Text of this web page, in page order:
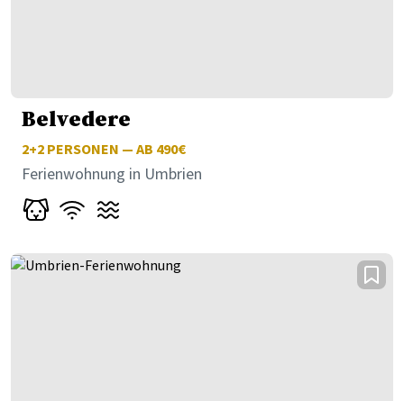
Belvedere
2+2 PERSONEN — AB 490€
Ferienwohnung in Umbrien